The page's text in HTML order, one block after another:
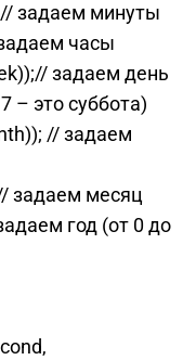
задаем минуты
часы
задаем день
– это суббота)
// задаем
задаем месяц
год (от 0 до